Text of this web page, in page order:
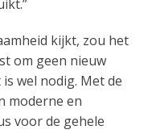
kijkt, zou het
om geen nieuw
wel nodig. Met de
moderne en
voor de gehele